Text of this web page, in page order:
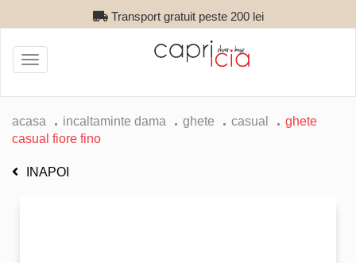
Transport gratuit peste 200 lei
Toggle
navigation
acasa incaltaminte dama ghete casual
ghete
casual fiore fino
INAPOI